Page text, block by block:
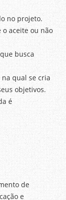
no projeto.
o aceite ou não
busca
na qual se cria
objetivos.
é
de
e